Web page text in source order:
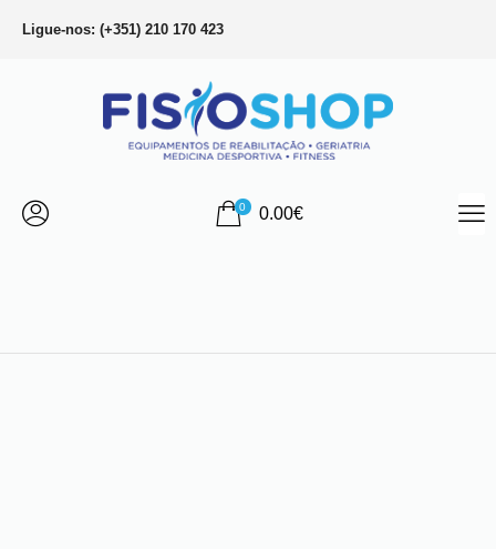
Ligue-nos: (+351) 210 170 423
0 0.00€